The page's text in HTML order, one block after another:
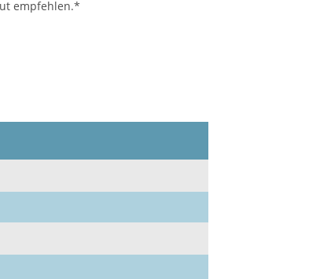
empfehlen.*